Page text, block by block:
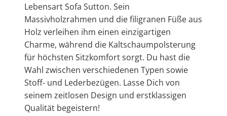
Lebensart Sofa Sutton. Sein
Massivholzrahmen und die filigranen Füße aus
Holz verleihen ihm einen einzigartigen
Charme, während die Kaltschaumpolsterung
für höchsten Sitzkomfort sorgt. Du hast die
Wahl zwischen verschiedenen Typen sowie
Stoff- und Lederbezügen. Lasse Dich von
seinem zeitlosen Design und erstklassigen
Qualität begeistern!